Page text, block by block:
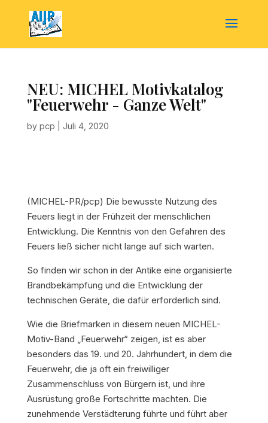
NEU: MICHEL Motivkatalog
"Feuerwehr - Ganze Welt"
by pcp Juli 4, 2020
(MICHEL-PR/pcp) Die bewusste Nutzung des
Feuers liegt in der Frühzeit der menschlichen
Entwicklung. Die Kenntnis von den Gefahren des
Feuers ließ sicher nicht lange auf sich warten.
So finden wir schon in der Antike eine organisierte
Brandbekämpfung und die Entwicklung der
technischen Geräte, die dafür erforderlich sind.
Wie die Briefmarken in diesem neuen MICHEL-
Motiv-Band „Feuerwehr“ zeigen, ist es aber
besonders das 19. und 20. Jahrhundert, in dem die
Feuerwehr, die ja oft ein freiwilliger
Zusammenschluss von Bürgern ist, und ihre
Ausrüstung große Fortschritte machten. Die
zunehmende Verstädterung führte und führt aber